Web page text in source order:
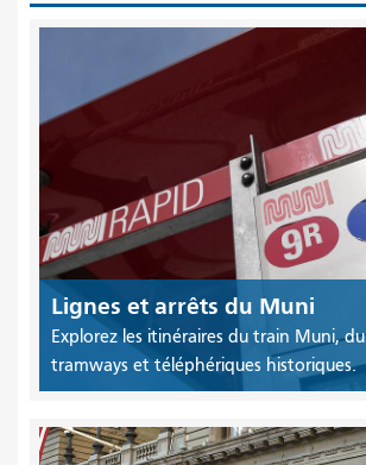
Lignes et arrêts du Muni
Explorez les itinéraires du train Muni,
tramways et téléphériques historiques.